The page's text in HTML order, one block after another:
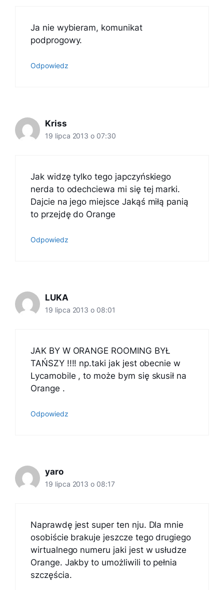
Ja nie wybieram, komunikat
podprogowy.
Odpowiedz
Kriss
19 lipca 2013 o 07:30
Jak widzę tylko tego japczyńskiego
nerda to odechciewa mi się tej marki.
Dajcie na jego miejsce Jakąś miłą panią
to przejdę do Orange
Odpowiedz
LUKA
19 lipca 2013 o 08:01
JAK BY W ORANGE ROOMING BYŁ
TAŃSZY !!!! np.taki jak jest obecnie w
Lycamobile , to może bym się skusił na
Orange .
Odpowiedz
yaro
19 lipca 2013 o 08:17
Naprawdę jest super ten nju. Dla mnie
osobiście brakuje jeszcze tego drugiego
wirtualnego numeru jaki jest w usłudze
Orange. Jakby to umożliwili to pełnia
szczęścia.